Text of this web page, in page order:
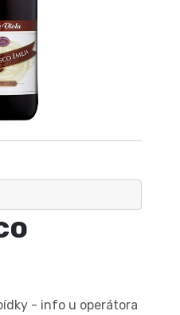
- info u operátora